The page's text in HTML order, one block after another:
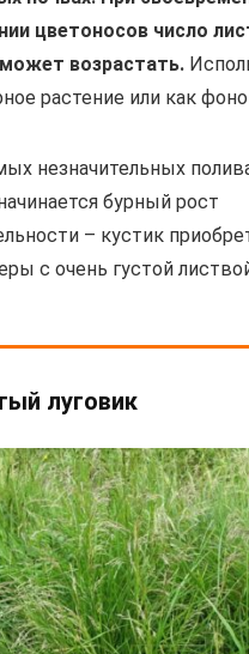
цветоносов число
возрастать.
растение или как
незначительных
бурный рост
– кустик
с очень густой
луговик